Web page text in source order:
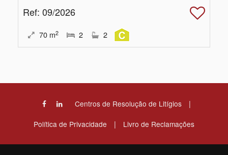
Ref: 09/2026
70 m2 2 2
Centros de Resolução de Litígios |
Política de Privacidade | Livro de Reclamações